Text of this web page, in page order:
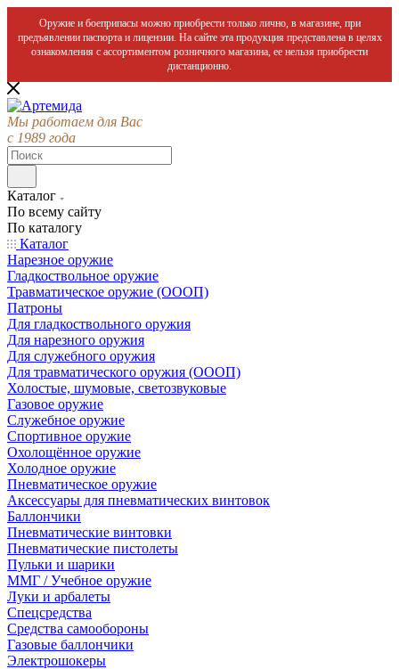
Оружие и боеприпасы можно приобрести только лично, в магазине, при
предъявлении паспорта и лицензии. На сайте эта продукция представлена в целях
ознакомления с ассортиментом розничного магазина, ее нельзя приобрести
дистанционно.
Мы работаем для Вас
с 1989 года
Каталог
По всему сайту
По каталогу
Каталог
Нарезное оружие
Гладкоствольное оружие
Травматическое оружие (ОООП)
Патроны
Для гладкоствольного оружия
Для нарезного оружия
Для служебного оружия
Для травматического оружия (ОООП)
Холостые, шумовые, светозвуковые
Газовое оружие
Служебное оружие
Спортивное оружие
Охолощённое оружие
Холодное оружие
Пневматическое оружие
Аксессуары для пневматических винтовок
Баллончики
Пневматические винтовки
Пневматические пистолеты
Пульки и шарики
ММГ / Учебное оружие
Луки и арбалеты
Спецсредства
Средства самообороны
Газовые баллончики
Электрошокеры